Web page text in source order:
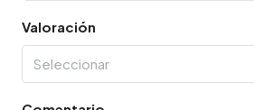
Valoración
Seleccionar